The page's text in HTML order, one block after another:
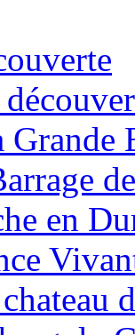
Grande
en